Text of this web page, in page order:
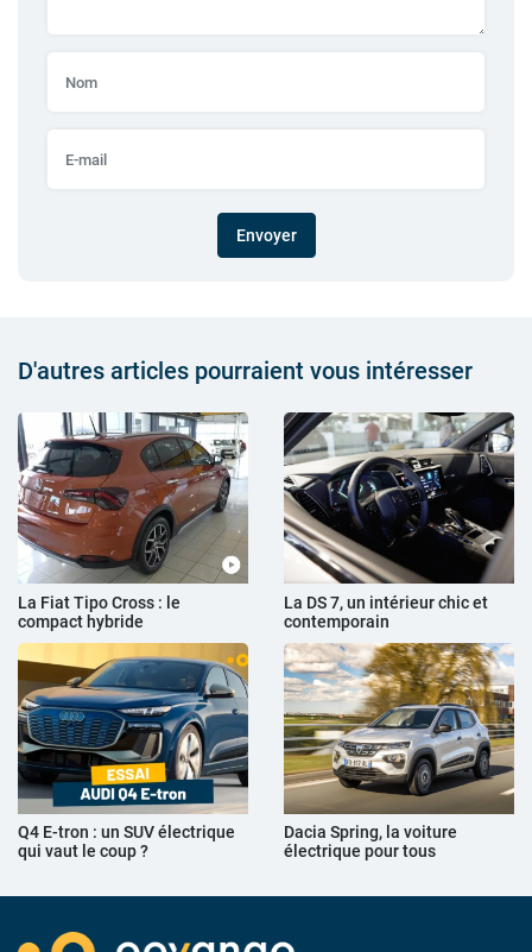
Envoyer
D'autres articles pourraient vous intéresser
La Fiat Tipo Cross : le
compact hybride
La DS 7, un intérieur chic et
contemporain
Q4 E-tron : un SUV électrique
qui vaut le coup ?
Dacia Spring, la voiture
électrique pour tous